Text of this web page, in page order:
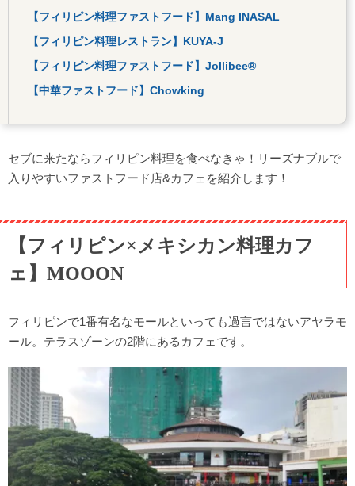
【フィリピン料理ファストフード】Mang INASAL
【フィリピン料理レストラン】KUYA-J
【フィリピン料理ファストフード】Jollibee®︎
【中華ファストフード】Chowking
セブに来たならフィリピン料理を食べなきゃ！リーズナブルで
入りやすいファストフード店&カフェを紹介します！
【フィリピン×メキシカン料理カフ
ェ】MOOON
フィリピンで1番有名なモールといっても過言ではないアヤラモ
ール。テラスゾーンの2階にあるカフェです。